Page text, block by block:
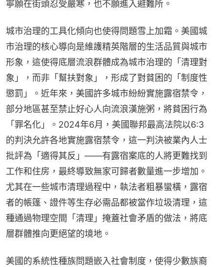
寧願在街頭忍受嚴寒，也不願進入避難所。
城市治理的工具化傾向也使得問題雪上加霜。美國城
市治理的核心導向是維護精英階層的生活品質與城市
形象，這使得底層流浪群體成為城市治理的「清理對
象」，而非「幫扶對象」，形成了對貧困的「制度性
懲罰」。近年來，美國許多城市紛紛實施露宿禁令，
部分地區甚至禁止好心人向流浪漢施粥，將貧困行為
「罪名化」。2024年6月，美國聯邦最高法院以6:3
的判決允許各地實施露宿禁令，這一判決被業內人士
批評為「適得其反」——有露宿案底的人將更難找到
工作和住房，最終導致無家可歸者數量進一步增加。
尤其在一些城市清理過程中，執法者粗暴蠻橫，露宿
者的帳篷、證件等生存必需品都被當作垃圾清理，這
種通過物理空間「清理」掩蓋社會矛盾的做法，將底
層群體推向更絕望的境地。
美國的系統性種族問題嵌入社會制度，使得少數族裔